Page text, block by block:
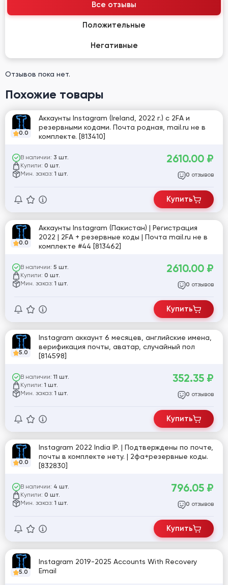
Все отзывы
Положительные
Негативные
Отзывов пока нет.
Похожие товары
0.0
Аккаунты Instagram (Ireland, 2022 г.) с 2FA и
резервными кодами. Почта родная, mail.ru не в
комплекте. [813410]
В наличии: 3 шт.
Купили: 0 шт.
Мин. заказ: 1 шт.
2610.00 ₽
0 отзывов
Купить
0.0
Аккаунты Instagram (Пакистан) | Регистрация
2022 | 2FA + резервные коды | Почта mail.ru не в
комплекте #44 [813462]
В наличии: 5 шт.
Купили: 0 шт.
Мин. заказ: 1 шт.
2610.00 ₽
0 отзывов
Купить
5.0
Instagram аккаунт 6 месяцев, английские имена,
верификация почты, аватар, случайный пол
[814598]
В наличии: 11 шт.
Купили: 1 шт.
Мин. заказ: 1 шт.
352.35 ₽
0 отзывов
Купить
0.0
Instagram 2022 India IP. | Подтверждены по почте,
почты в комплекте нету. | 2фа+резервные коды.
[832830]
В наличии: 4 шт.
Купили: 0 шт.
Мин. заказ: 1 шт.
796.05 ₽
0 отзывов
Купить
5.0
Instagram 2019-2025 Accounts With Recovery
Email